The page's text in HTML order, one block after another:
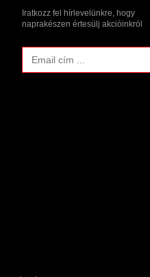
Iratkozz fel hírlevelünkre, hogy
naprakészen értesülj akcióinkról